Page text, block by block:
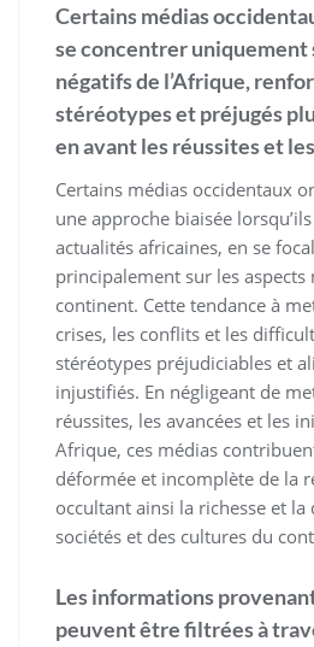
Certains médias
se concentrer uniquement
négatifs de l’Afrique,
stéréotypes et préjugés
en avant les réussites et
Certains médias occidentaux
une approche biaisée
actualités africaines, en se
principalement sur les aspects
continent. Cette tendance à
crises, les conflits et les
stéréotypes préjudiciables et
injustifiés. En négligeant de
réussites, les avancées et les
Afrique, ces médias
déformée et incomplète de la
occultant ainsi la richesse et la
sociétés et des cultures du
Les informations
peuvent être filtrées à